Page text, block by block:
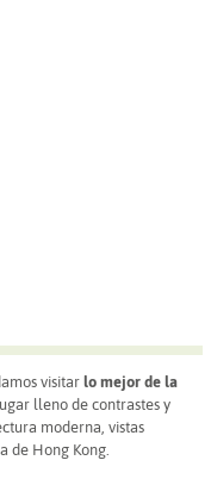
visitar lo mejor de la
lleno de contrastes y
moderna, vistas
de Hong Kong.